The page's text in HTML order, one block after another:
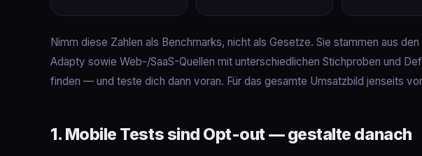
Nimm diese Zahlen als Benchmarks, nicht als Gesetze. Sie stammen aus
Adapty sowie Web-/SaaS-Quellen mit unterschiedlichen Stichproben und
finden — und teste dich dann voran. Für das gesamte Umsatzbild jenseits
1. Mobile Tests sind Opt-out — gestalte danach